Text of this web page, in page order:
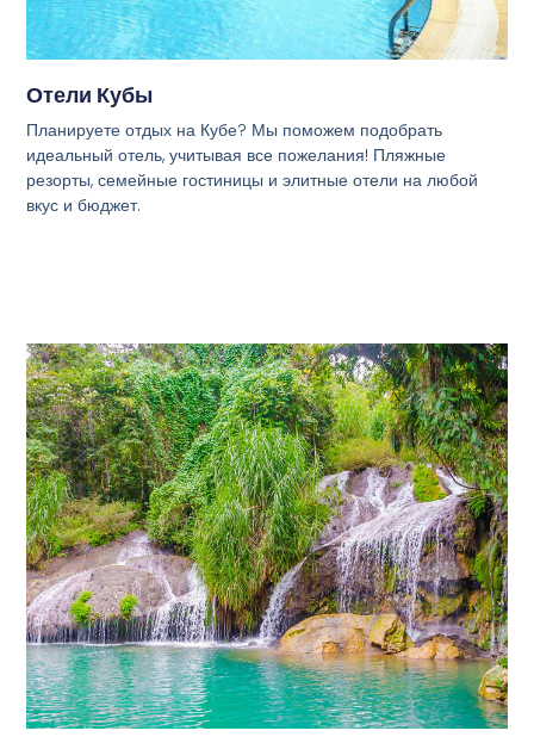
Отели Кубы
Планируете отдых на Кубе? Мы поможем подобрать
идеальный отель, учитывая все пожелания! Пляжные
резорты, семейные гостиницы и элитные отели на любой
вкус и бюджет.